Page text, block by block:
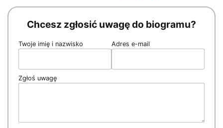
Chcesz zgłosić uwagę do biogramu?
Twoje imię i nazwisko Adres e-mail
Zgłoś uwagę